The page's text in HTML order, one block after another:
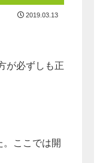
2019.03.13
が必ずしも正
ここでは開